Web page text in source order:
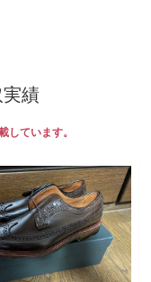
績
しています。